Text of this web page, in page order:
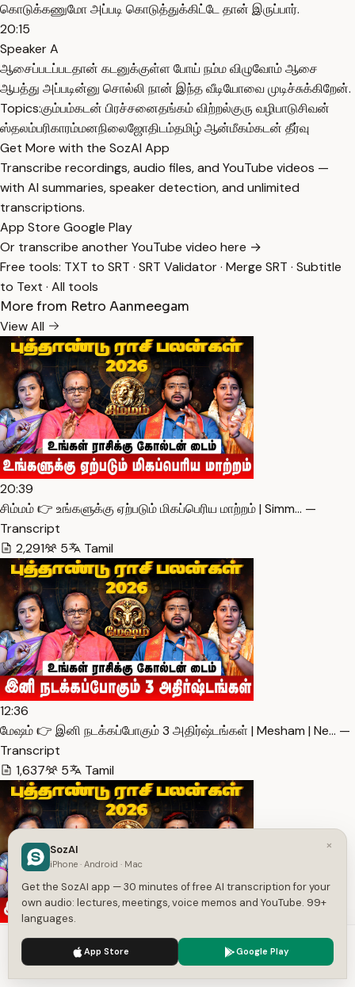
கொடுக்கணுமோ அப்படி கொடுத்துக்கிட்டே தான் இருப்பார்.
20:15
Speaker A
ஆசைப்படப்படதான் கடனுக்குள்ள போய் நம்ம விழுவோம் ஆசை
ஆபத்து அப்படின்னு சொல்லி நான் இந்த வீடியோவை முடிச்சுக்கிறேன்.
Topics:கும்பம்கடன் பிரச்சனைதங்கம் விற்றல்குரு வழிபாடுசிவன்
ஸ்தலம்பரிகாரம்மனநிலைஜோதிடம்தமிழ் ஆன்மீகம்கடன் தீர்வு
Get More with the SozAI App
Transcribe recordings, audio files, and YouTube videos —
with AI summaries, speaker detection, and unlimited
transcriptions.
App Store Google Play
Or transcribe another YouTube video here →
Free tools: TXT to SRT · SRT Validator· Merge SRT · Subtitle
to Text · All tools
More from Retro Aanmeegam
View All
20:39
சிம்மம் 👉 உங்களுக்கு ஏற்படும் மிகப்பெரிய மாற்றம் | Simm… —
Transcript
2,291
5 Tamil
12:36
மேஷம் 👉 இனி நடக்கப்போகும் 3 அதிர்ஷ்டங்கள் | Mesham | Ne… —
Transcript
1,637
5 Tamil
கன்னி 👉 இனிதே ஆரம்பமாகும் பொற்காலம் | Kanni | New Year … —
We use cookies to enhance your experience.
×
SozAI
iPhone · Android · Mac
Get the SozAI app — 30 minutes of free AI transcription for your
own audio: lectures, meetings, voice memos and YouTube. 99+
languages.
App Store Google Play